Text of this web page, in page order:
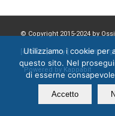
© Copyright 2015-2024 by
cookie policy] Contatti:
Powered by Kappabit
Utilizziamo i cookie per
questo sito. Nel
di esserne
Accetto